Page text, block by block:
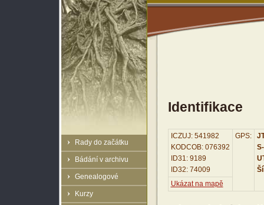
Rady do začátku
Bádání v archivu
Genealogové
Kurzy
Identifikace
ICZUJ: 541982
KODCOB: 076392
ID31: 9189
ID32: 74009
GPS:
Ukázat na mapě